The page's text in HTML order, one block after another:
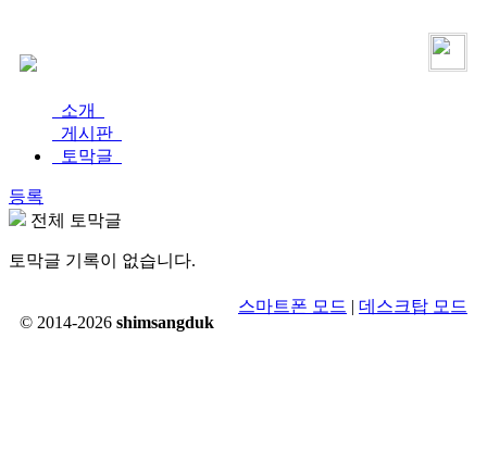
소개
게시판
토막글
등록
전체 토막글
토막글 기록이 없습니다.
© 2014-2026 shimsangduk
스마트폰 모드 | 데스크탑 모드